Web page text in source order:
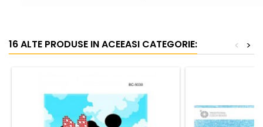
16 ALTE PRODUSE IN ACEEASI CATEGORIE: >
<